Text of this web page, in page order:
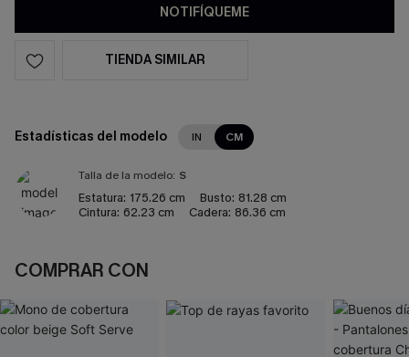
NOTIFÍQUEME
TIENDA SIMILAR
Estadísticas del modelo IN CM
Talla de la modelo: S
Estatura: 175.26 cm Busto: 81.28 cm
Cintura: 62.23 cm Cadera: 86.36 cm
COMPRAR CON